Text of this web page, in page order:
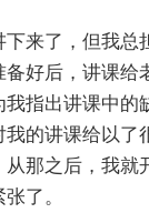
来了，但我总
好后，讲课给
指出讲课中的
的讲课给以了
那之后，我就
了。